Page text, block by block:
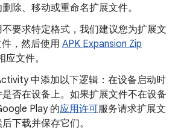
除、移动或重命名扩展文件。
要求特定格式，我们建议您为扩展文
，然后使用 APK Expansion Zip
文件。
中添加以下逻辑：在设备启动时
否在设备上。如果扩展文件不在设备
Play 的应用许可服务请求扩展文
下载并保存它们。